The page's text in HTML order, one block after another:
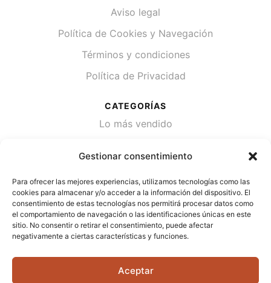
Gestionar consentimiento
Para ofrecer las mejores experiencias, utilizamos tecnologías como las
cookies para almacenar y/o acceder a la información del dispositivo. El
consentimiento de estas tecnologías nos permitirá procesar datos como
el comportamiento de navegación o las identificaciones únicas en este
sitio. No consentir o retirar el consentimiento, puede afectar
negativamente a ciertas características y funciones.
Aceptar
Aviso legal
Política de Cookies y Navegación
Términos y condiciones
Política de Privacidad
CATEGORÍAS
Lo más vendido
Desinfección de agua
CONTACTA
Cami Primera Marrada, SN, 25600, Balaguer
info@jardipamies.com